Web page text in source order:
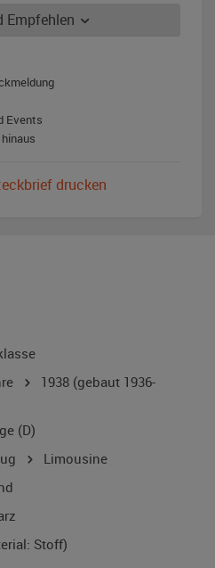
Empfehlen
Events
drucken
1938 (gebaut 1936-
(D)
Limousine
Stoff)